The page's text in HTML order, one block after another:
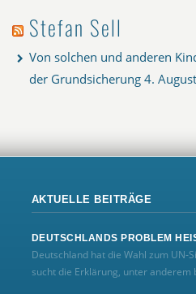
Stefan Sell
Von solchen und anderen
der Grundsicherung 4.
AKTUELLE BEITRÄGE
DEUTSCHLANDS PROBLEM
Deutschland hat die Wahl zum
sucht die Erklärung, unter anderem